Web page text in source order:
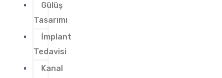
Gülüş
Tasarımı
İmplant
Tedavisi
Kanal